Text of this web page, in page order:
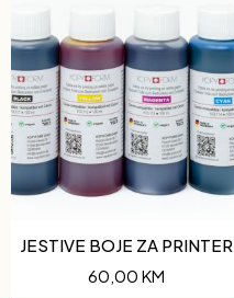
JESTIVE BOJE ZA PRINTER
60,00 KM